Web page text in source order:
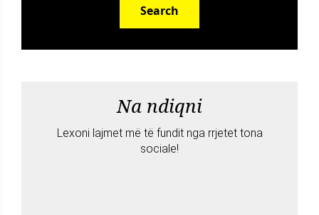
Search
Na ndiqni
Lexoni lajmet më të fundit nga rrjetet tona
sociale!